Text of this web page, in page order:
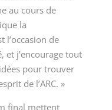
au cours de
la
l’occasion de
et j’encourage tout
pour trouver
de l’ARC. »
final mettent